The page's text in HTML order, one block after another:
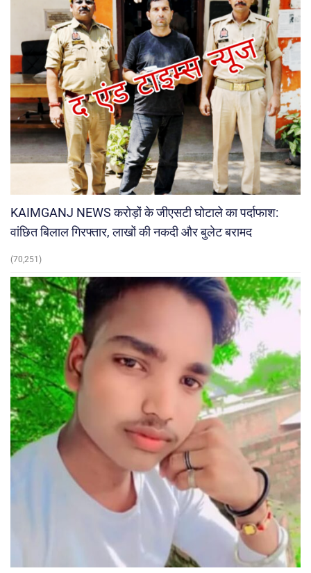
KAIMGANJ NEWS करोड़ों के जीएसटी घोटाले का पर्दाफाश:
वांछित बिलाल गिरफ्तार, लाखों की नकदी और बुलेट बरामद
(70,251)